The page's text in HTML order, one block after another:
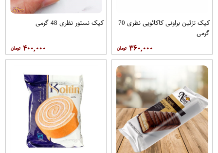
کیک تزئین براونی کاکائویی نظری 70
گرمی
۳۶۰,۰۰۰
کیک نستور نظری 48 گرمی
۴۰۰,۰۰۰